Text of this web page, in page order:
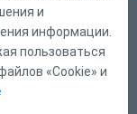
и
информации.
пользоваться
«Cookie» и